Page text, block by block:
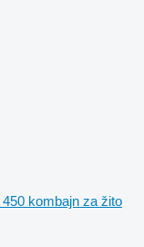
kombajn za žito